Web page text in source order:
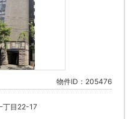
物件ID：205476
丁目22-17